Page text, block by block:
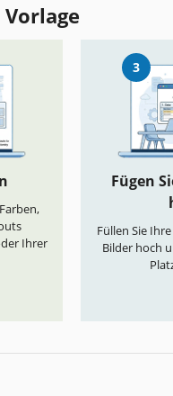
Ihrer
3
Fügen
Füllen Sie
Bilder hoch